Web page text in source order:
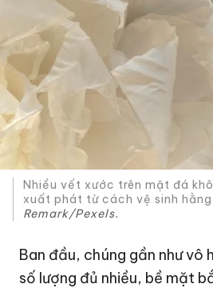
Nhiều vết xước trên mặt đá
xuất phát từ cách vệ sinh hằng
Remark/Pexels.
Ban đầu, chúng gần như vô
số lượng đủ nhiều, bề mặt